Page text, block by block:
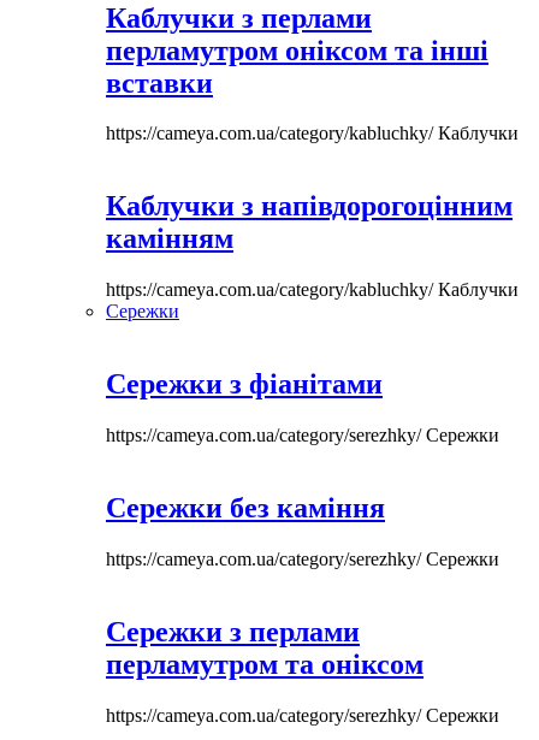
Каблучки з перлами
перламутром оніксом та інші
вставки
https://cameya.com.ua/category/kabluchky/Каблучки
Каблучки з напівдорогоцінним
камінням
https://cameya.com.ua/category/kabluchky/Каблучки
Сережки
Сережки з фіанітами
https://cameya.com.ua/category/serezhky/Сережки
Сережки без каміння
https://cameya.com.ua/category/serezhky/Сережки
Сережки з перлами
перламутром та оніксом
https://cameya.com.ua/category/serezhky/Сережки